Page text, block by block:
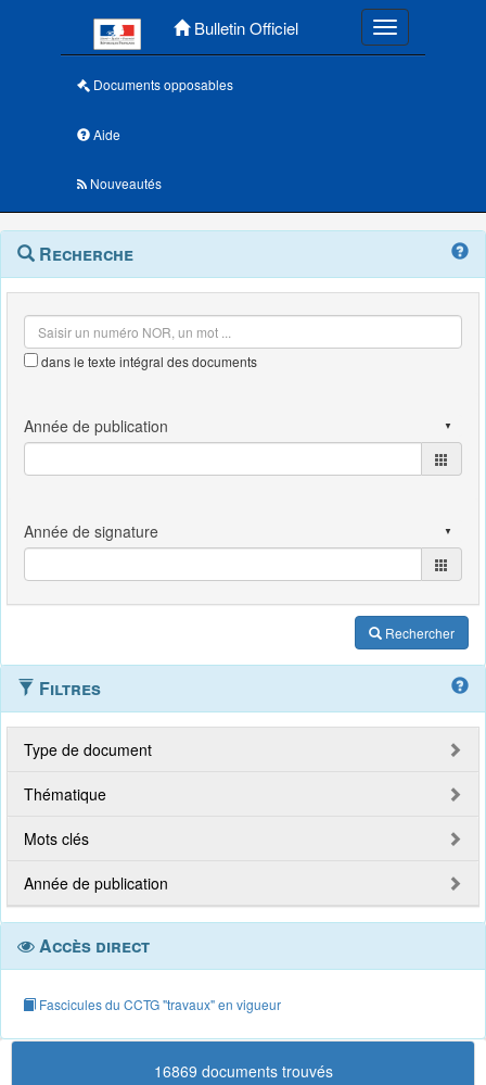
Bulletin Officiel Toggle
Documents opposables
Aide
Nouveautés
Navigation
outils
Menu
contextuel
Recherche
dans le texte intégral des documents
Rechercher
Filtres
Type de document
Thématique
Mots clés
Année de publication
Accès direct
Fascicules du CCTG "travaux" en vigueur
16869 documents trouvés